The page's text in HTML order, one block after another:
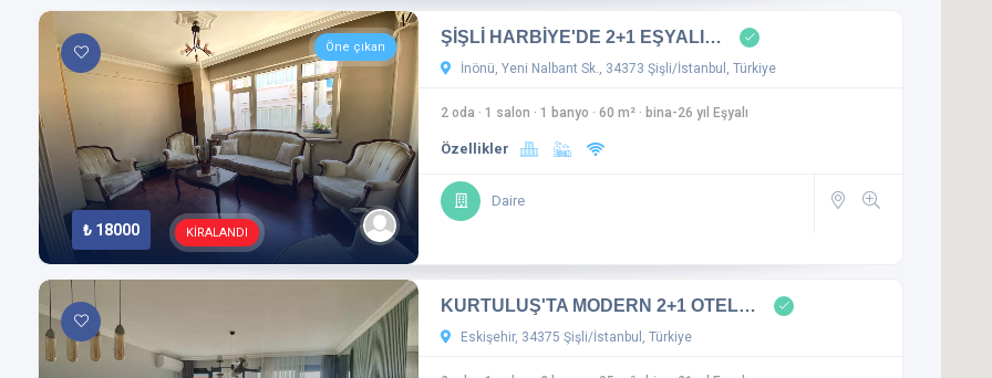
Öne çıkan
₺ 18000 KİRALANDI
ŞİŞLİ HARBİYE'DE 2+1 EŞYALI…
İnönü, Yeni Nalbant Sk., 34373 Şişli/İstanbul, Türkiye
2 oda ·1 salon ·1 banyo ·60 m² · bina-26 yıl Eşyalı
Özellikler
Daire
KURTULUŞ'TA MODERN 2+1 OTEL…
Eskişehir, 34375 Şişli/İstanbul, Türkiye